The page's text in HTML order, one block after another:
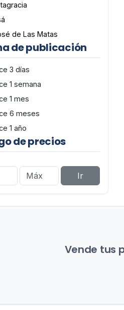
de Las Matas
de publicación
3 días
1 semana
1 mes
6 meses
1 año
de precios
Ir
Vende tus